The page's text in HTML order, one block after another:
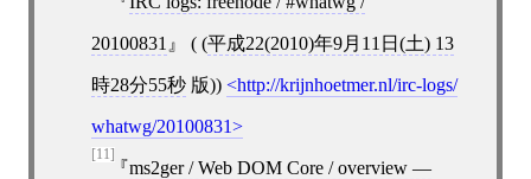
20100831 ( (平成22(2010)年9月11日(土) 13
時28分55秒版)) http://krijnhoetmer.nl/irc-logs/
whatwg/20100831
[11]
ms2ger / Web DOM Core / overview —